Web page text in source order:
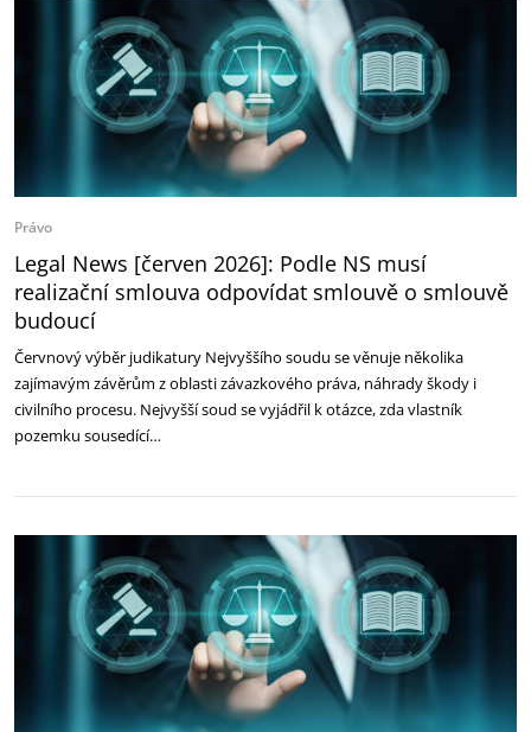
Právo
Legal News [červen 2026]: Podle NS musí
realizační smlouva odpovídat smlouvě o smlouvě
budoucí
Červnový výběr judikatury Nejvyššího soudu se věnuje několika
zajímavým závěrům z oblasti závazkového práva, náhrady škody i
civilního procesu. Nejvyšší soud se vyjádřil k otázce, zda vlastník
pozemku sousedící…